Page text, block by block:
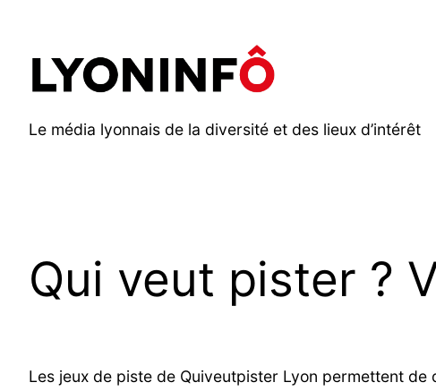
contenu
Le média lyonnais de la diversité et des lieux d’intérêt
Qui veut pister ?
Les jeux de piste de Quiveutpister Lyon permettent de